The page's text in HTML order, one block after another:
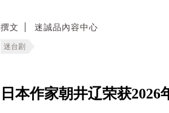
撰文 迷誠品內容中心
迷台剧
日本作家朝井辽荣获